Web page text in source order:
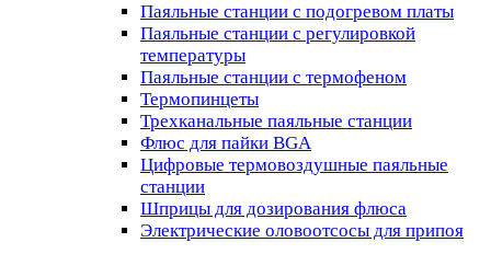
Паяльные станции с подогревом платы
Паяльные станции с регулировкой
температуры
Паяльные станции с термофеном
Термопинцеты
Трехканальные паяльные станции
Флюс для пайки BGA
Цифровые термовоздушные паяльные
станции
Шприцы для дозирования флюса
Электрические оловоотсосы для припоя